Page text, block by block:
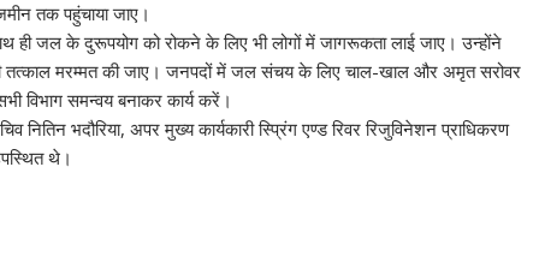
तक पहुंचाया जाए।
ही जल के दुरूपयोग को रोकने के लिए भी लोगों में जागरूकता लाई जाए। उन्होंने
तत्काल मरम्मत की जाए। जनपदों में जल संचय के लिए चाल-खाल और अमृत सरोवर
विभाग समन्वय बनाकर कार्य करें।
नितिन भदौरिया, अपर मुख्य कार्यकारी स्प्रिंग एण्ड रिवर रिजुविनेशन प्राधिकरण
थे।